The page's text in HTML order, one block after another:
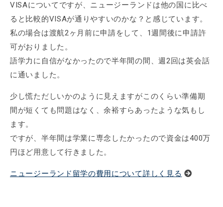
VISAについてですが、ニュージーランドは他の国に比べ
ると比較的VISAが通りやすいのかな？と感じています。
私の場合は渡航2ヶ月前に申請をして、1週間後に申請許
可がおりました。
語学力に自信がなかったので半年間の間、週2回は英会話
に通いました。
少し慌ただしいかのように見えますがこのくらい準備期
間が短くても問題はなく、余裕すらあったような気もし
ます。
ですが、半年間は学業に専念したかったので資金は400万
円ほど用意して行きました。
ニュージーランド留学の費用について詳しく見る